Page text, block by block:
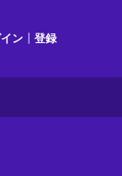
ン 登録